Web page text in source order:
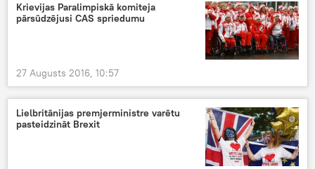
Krievijas Paralimpiskā komiteja
pārsūdzējusi CAS spriedumu
27 Augusts 2016, 10:57
Lielbritānijas premjerministre varētu
pasteidzināt Brexit